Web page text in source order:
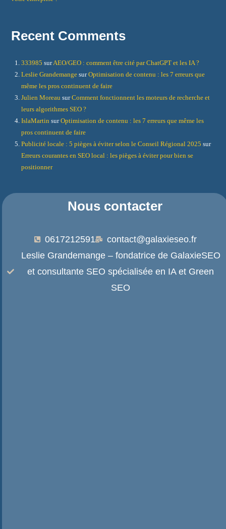
Recent Comments
333985 surAEO/GEO : comment être cité par ChatGPT et les IA ?
Leslie Grandemange surOptimisation de contenu : les 7 erreurs que
même les pros continuent de faire
Julien Moreau surComment fonctionnent les moteurs de recherche et
leurs algorithmes SEO ?
IslaMartin surOptimisation de contenu : les 7 erreurs que même les
pros continuent de faire
Publicité locale : 5 pièges à éviter selon le Conseil Régional 2025 sur
Erreurs courantes en SEO local : les pièges à éviter pour bien se
positionner
Nous contacter
0617212591
contact@galaxieseo.fr
Leslie Grandemange – fondatrice de GalaxieSEO
et consultante SEO spécialisée en IA et Green
SEO